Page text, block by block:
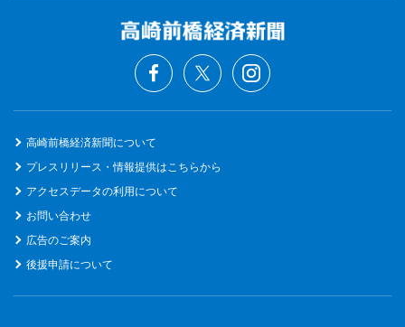
高崎前橋経済新聞について
プレスリリース・情報提供はこちらから
アクセスデータの利用について
お問い合わせ
広告のご案内
後援申請について